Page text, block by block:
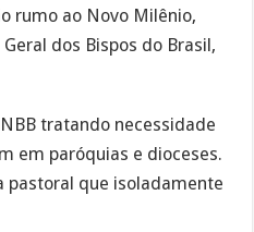
rumo ao Novo Milênio,
dos Bispos do Brasil,
tratando necessidade
em paróquias e dioceses.
pastoral que isoladamente